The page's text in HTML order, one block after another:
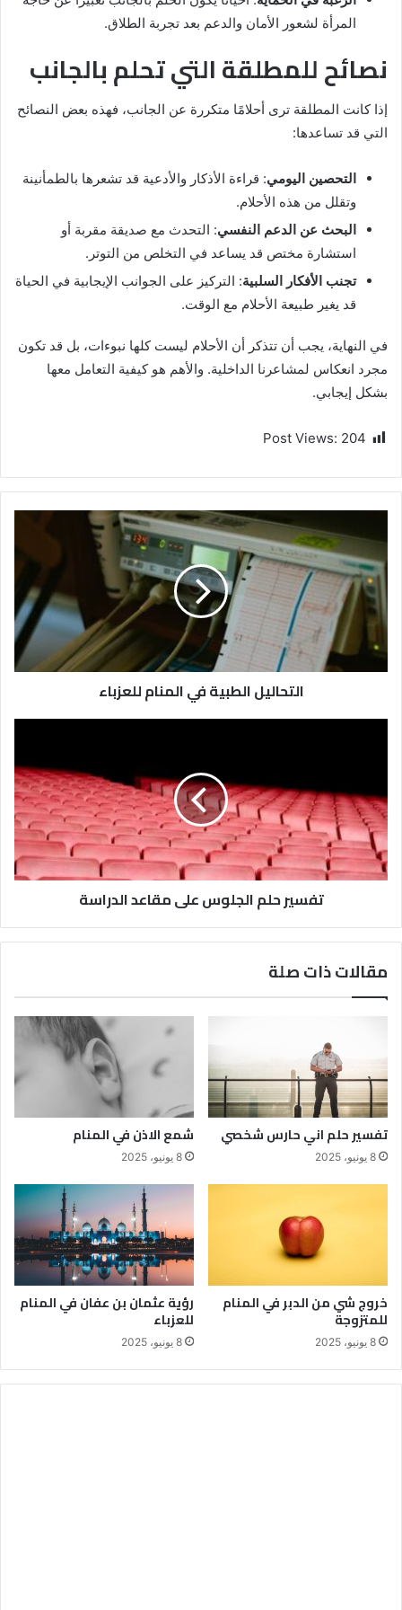
المرأة لشعور الأمان والدعم بعد تجربة الطلاق.
نصائح للمطلقة التي تحلم بالجانب
إذا كانت المطلقة ترى أحلامًا متكررة عن الجانب، فهذه بعض النصائح
التي قد تساعدها:
التحصين اليومي: قراءة الأذكار والأدعية قد تشعرها بالطمأنينة
وتقلل من هذه الأحلام.
البحث عن الدعم النفسي: التحدث مع صديقة مقربة أو
استشارة مختص قد يساعد في التخلص من التوتر.
تجنب الأفكار السلبية: التركيز على الجوانب الإيجابية في الحياة
قد يغير طبيعة الأحلام مع الوقت.
في النهاية، يجب أن تتذكر أن الأحلام ليست كلها نبوءات، بل قد تكون
مجرد انعكاس لمشاعرنا الداخلية. والأهم هو كيفية التعامل معها
بشكل إيجابي.
Post Views: 204
التحاليل الطبية في المنام للعزباء
تفسير حلم الجلوس على مقاعد الدراسة
مقالات ذات صلة
تفسير حلم اني حارس شخصي
8 يونيو، 2025
شمع الاذن في المنام
8 يونيو، 2025
خروج شي من الدبر في المنام
للمتزوجة
8 يونيو، 2025
رؤية عثمان بن عفان في المنام
للعزباء
8 يونيو، 2025